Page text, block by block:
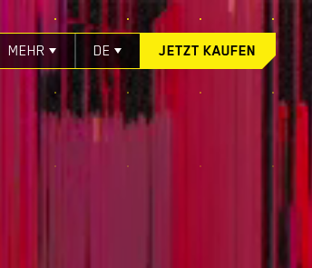
MEHR DE JETZT KAUFEN